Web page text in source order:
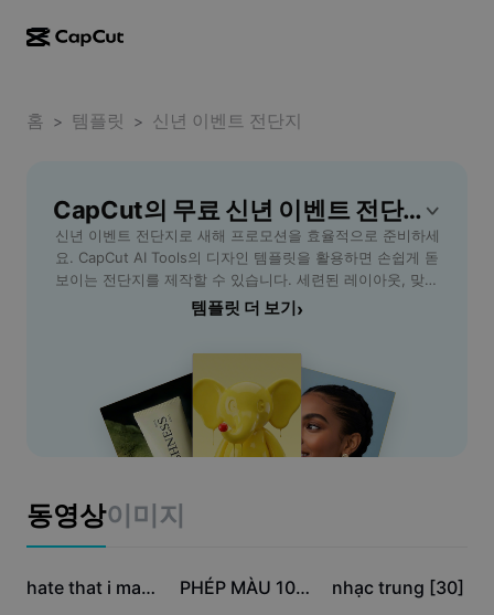
CapCut 데스크톱
CapCut Pad
CapCut 모바일
동영상 스튜디오
AI 동영상 생성기
AI 이미지 생성기
Dreamina Seedance 2.5
Nano Banana Pro
동영상 에디터 및 생성기
이미지 에디터 및 생성기
음성 생성기 및 에디터
사용 사례
마케팅
소셜 미디어 템플릿
더 보기
효과 템플릿
산업 템플릿
이니셔티브
제휴 사용자
크리에이티브 파트너 프로그램
CapCut 크리에이티브 캠퍼스
보안 센터
고객 지원 센터
홈 > 템플릿 > 신년 이벤트 전단지
CapCut의 무료 신년 이벤트 전단지 템플릿
신년 이벤트 전단지로 새해 프로모션을 효율적으로 준비하세
요. CapCut AI Tools의 디자인 템플릿을 활용하면 손쉽게 돋
보이는 전단지를 제작할 수 있습니다. 세련된 레이아웃, 맞춤
형 디자인 요소, 빠른 편집 기능이 특징이며, 다양한 업종에서
스토랑, 쇼핑몰, 카페, 학원 등 다양한 비즈니스 상황에서 활
용 가능하며, 초보자도 프로처럼 쉽게 완성할 수 있습니다. 지
금 CapCut AI Tools에서 신년 프로모션의 성공을 위한 전단
지를 무료로 경험해보세요.
템플릿 더 보기 ›
동영상이미지
5.1만 hate that i made you 5.1만 PHÉP MÀU 10pic 3.1만
nhạc trung [30]